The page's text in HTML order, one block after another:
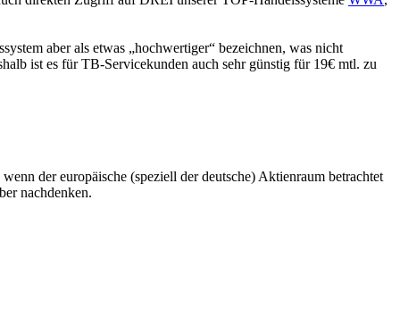
aber als etwas „hochwertiger“ bezeichnen, was nicht
ist es für TB-Servicekunden auch sehr günstig für 19€ mtl. zu
der europäische (speziell der deutsche) Aktienraum betrachtet
nachdenken.